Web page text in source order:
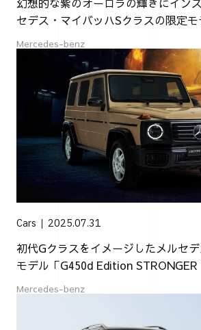
セデス・マイバッハSクラスの限定
Edition Northern Lights」
Mercedes-benz
Cars 2025.07.31
初代Gクラスをイメージしたメルセ
モデル「G450d Edition
1980s」
Mercedes-benz